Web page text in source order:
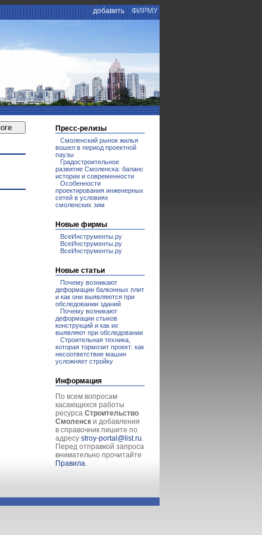
добавить ФИРМУ
Пресс-релизы
Смоленский рынок жилья
вошел в период проектной
паузы
Градостроительное
развитие Смоленска: баланс
истории и современности
Особенности
проектирования инженерных
сетей в условиях
смоленских зим
Новые фирмы
ВсеИнструменты.ру
ВсеИнструменты.ру
ВсеИнструменты.ру
Новые статьи
Почему возникают
деформации балконных плит
и как они выявляются при
обследовании зданий
Почему возникают
деформации стыков
конструкций и как их
выявляют при обследовании
Строительная техника,
которая тормозит проект: как
несоответствие машин
усложняет стройку
Информация
По всем вопросам
касающихся работы
ресурса Строительство
Смоленск и добавления
в справочник пишите по
адресу stroy-portal@list.ru.
Перед отправкой запроса
внимательно прочитайте
Правила.